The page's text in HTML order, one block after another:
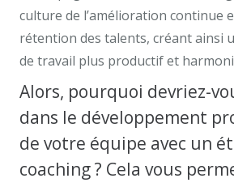
culture de l’amélioration continue
rétention des talents, créant ainsi
de travail plus productif et
Alors, pourquoi devriez-
dans le développement
de votre équipe avec un
coaching ? Cela vous